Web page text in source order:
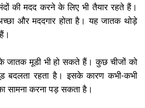
की मदद करने के लिए भी तैयार रहते हैं।
और मददगार होता है। यह जातक थोड़े
जातक मूडी भी हो सकते हैं। कुछ चीजों को
बदलता रहता है। इसके कारण कभी-कभी
करना पड़ सकता है।